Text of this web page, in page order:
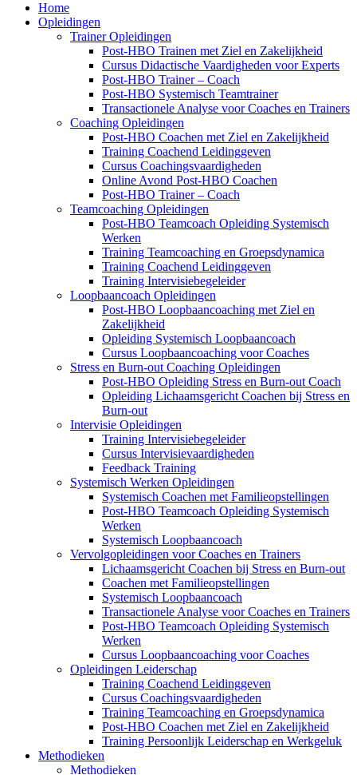
Home
Opleidingen
Trainer Opleidingen
Post-HBO Trainen met Ziel en Zakelijkheid
Cursus Didactische Vaardigheden voor Experts
Post-HBO Trainer – Coach
Post-HBO Systemisch Teamtrainer
Transactionele Analyse voor Coaches en Trainers
Coaching Opleidingen
Post-HBO Coachen met Ziel en Zakelijkheid
Training Coachend Leidinggeven
Cursus Coachingsvaardigheden
Online Avond Post-HBO Coachen
Post-HBO Trainer – Coach
Teamcoaching Opleidingen
Post-HBO Teamcoach Opleiding Systemisch
Werken
Training Teamcoaching en Groepsdynamica
Training Coachend Leidinggeven
Training Intervisiebegeleider
Loopbaancoach Opleidingen
Post-HBO Loopbaancoaching met Ziel en
Zakelijkheid
Opleiding Systemisch Loopbaancoach
Cursus Loopbaancoaching voor Coaches
Stress en Burn-out Coaching Opleidingen
Post-HBO Opleiding Stress en Burn-out Coach
Opleiding Lichaamsgericht Coachen bij Stress en
Burn-out
Intervisie Opleidingen
Training Intervisiebegeleider
Cursus Intervisievaardigheden
Feedback Training
Systemisch Werken Opleidingen
Systemisch Coachen met Familieopstellingen
Post-HBO Teamcoach Opleiding Systemisch
Werken
Systemisch Loopbaancoach
Vervolgopleidingen voor Coaches en Trainers
Lichaamsgericht Coachen bij Stress en Burn-out
Coachen met Familieopstellingen
Systemisch Loopbaancoach
Transactionele Analyse voor Coaches en Trainers
Post-HBO Teamcoach Opleiding Systemisch
Werken
Cursus Loopbaancoaching voor Coaches
Opleidingen Leiderschap
Training Coachend Leidinggeven
Cursus Coachingsvaardigheden
Training Teamcoaching en Groepsdynamica
Post-HBO Coachen met Ziel en Zakelijkheid
Training Persoonlijk Leiderschap en Werkgeluk
Methodieken
Methodieken